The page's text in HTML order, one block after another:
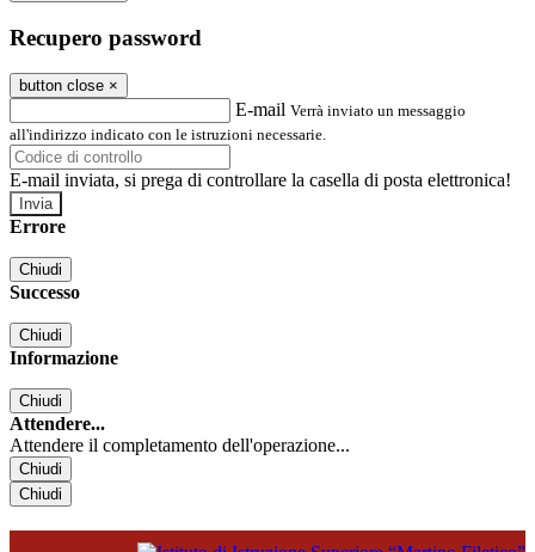
Recupero password
button close ×
E-mail Verrà inviato un messaggio
all'indirizzo indicato con le istruzioni necessarie.
E-mail inviata, si prega di controllare la casella di posta elettronica!
Errore
Chiudi
Successo
Chiudi
Informazione
Chiudi
Attendere...
Attendere il completamento dell'operazione...
Chiudi
Chiudi